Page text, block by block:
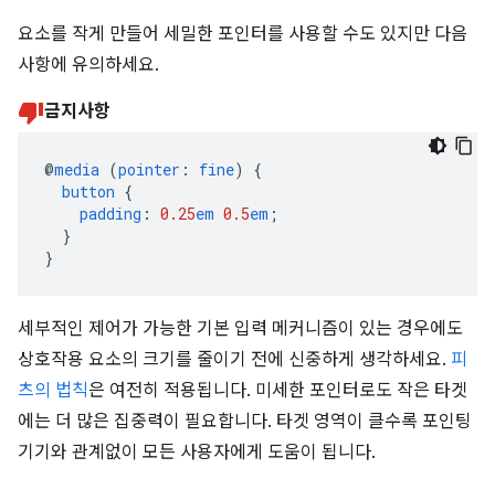
요소를 작게 만들어 세밀한 포인터를 사용할 수도 있지만 다음
사항에 유의하세요.
금지사항
@media (pointer : fine)
{
button {
padding : 0.25em 0.5em ;
}
}
세부적인 제어가 가능한 기본 입력 메커니즘이 있는 경우에도
상호작용 요소의 크기를 줄이기 전에 신중하게 생각하세요. 피
츠의 법칙은 여전히 적용됩니다. 미세한 포인터로도 작은 타겟
에는 더 많은 집중력이 필요합니다. 타겟 영역이 클수록 포인팅
기기와 관계없이 모든 사용자에게 도움이 됩니다.